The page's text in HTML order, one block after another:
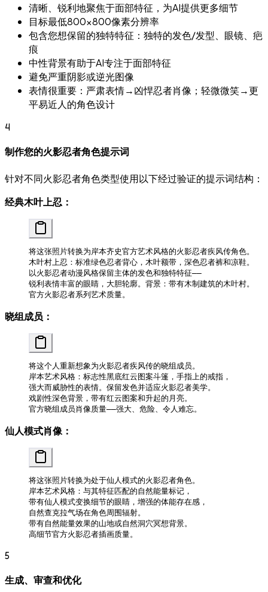
清晰、锐利地聚焦于面部特征，为AI提供更多细节
目标最低800×800像素分辨率
包含您想保留的独特特征：独特的发色/发型、眼镜、疤
痕
中性背景有助于AI专注于面部特征
避免严重阴影或逆光图像
表情很重要：严肃表情→凶悍忍者肖像；轻微微笑→更
平易近人的角色设计
4
制作您的火影忍者角色提示词
针对不同火影忍者角色类型使用以下经过验证的提示词结构：
经典木叶上忍：
将这张照片转换为岸本齐史官方艺术风格的火影忍者疾风传角色。
木叶村上忍：标准绿色忍者背心，木叶额带，深色忍者裤和凉鞋。
以火影忍者动漫风格保留主体的发色和独特特征——
锐利表情丰富的眼睛，大胆轮廓。背景：带有木制建筑的木叶村。
官方火影忍者系列艺术质量。
晓组成员：
将这个人重新想象为火影忍者疾风传的晓组成员。
岸本艺术风格：标志性黑底红云图案斗篷，手指上的戒指，
强大而威胁性的表情。保留发色并适应火影忍者美学。
戏剧性深色背景，带有红云图案和升起的月亮。
官方晓组成员肖像质量——强大、危险、令人难忘。
仙人模式肖像：
将这张照片转换为处于仙人模式的火影忍者角色。
岸本艺术风格：与其特征匹配的自然能量标记，
带有仙人模式变换细节的眼睛，增强的体能存在感，
自然查克拉气场在角色周围辐射。
带有自然能量效果的山地或自然洞穴冥想背景。
高细节官方火影忍者插画质量。
5
生成、审查和优化